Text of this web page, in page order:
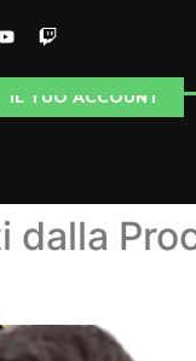
IL TUO ACCOUNT